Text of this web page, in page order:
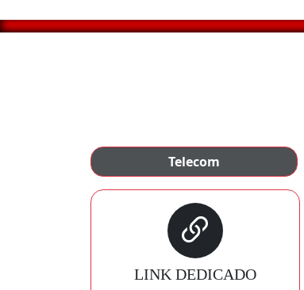
Telecom
LINK DEDICADO